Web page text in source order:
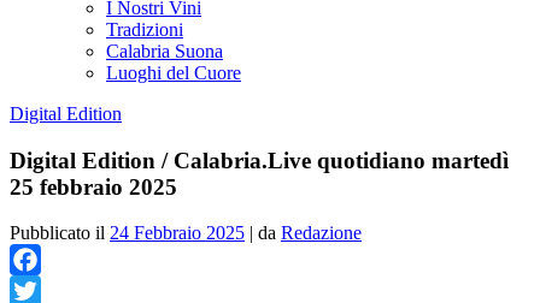
I Nostri Vini
Tradizioni
Calabria Suona
Luoghi del Cuore
Digital Edition
Digital Edition / Calabria.Live quotidiano martedì
25 febbraio 2025
Pubblicato il 24 Febbraio 2025 | da Redazione
Facebook